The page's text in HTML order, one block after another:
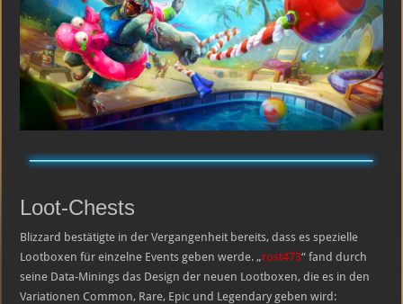
Loot-Chests
Blizzard bestätigte in der Vergangenheit bereits, dass es spezielle
Lootboxen für einzelne Events geben werde. „rost473“ fand durch
seine Data-Minings das Design der neuen Lootboxen, die es in den
Variationen Common, Rare, Epic und Legendary geben wird: